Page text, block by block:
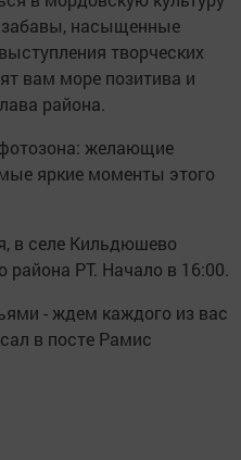
забавы, насыщенные
творческих
вам море позитива и
района.
желающие
яркие моменты этого
в селе Кильдюшево
РТ. Начало в 16:00.
- ждем каждого из вас
в посте Рамис